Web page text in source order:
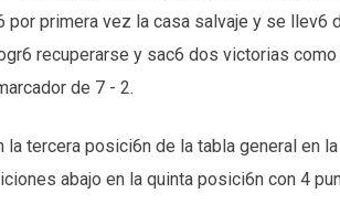
por primera vez la casa salvaje y se llev6
recuperarse y sac6 dos victorias
de 7 - 2.
la tercera posici6n de la tabla general en
abajo en la quinta posici6n con 4